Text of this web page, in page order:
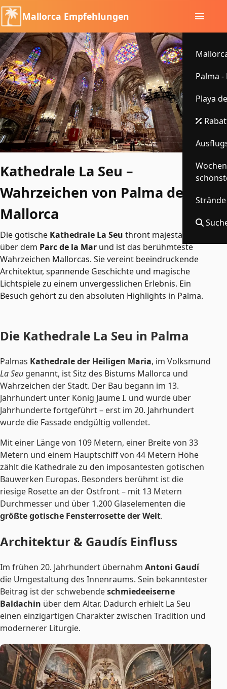
Mallorca Empfehlungen
Palma
Playa
Kathedrale La Seu –
Wahrzeichen von Palma de
Mallorca
Die gotische Kathedrale La Seu thront majestätisch
über dem Parc de la Mar und ist das berühmteste
Wahrzeichen Mallorcas. Sie vereint beeindruckende
Architektur, spannende Geschichte und magische
Lichtspiele zu einem unvergesslichen Erlebnis. Ein
Besuch gehört zu den absoluten Highlights in Palma.
Die Kathedrale La Seu in Palma
Palmas Kathedrale der Heiligen Maria, im Volksmund
La Seu genannt, ist Sitz des Bistums Mallorca und
Wahrzeichen der Stadt. Der Bau begann im 13.
Jahrhundert unter König Jaume I. und wurde über
Jahrhunderte fortgeführt – erst im 20. Jahrhundert
wurde die Fassade endgültig vollendet.
Mit einer Länge von 109 Metern, einer Breite von 33
Metern und einem Hauptschiff von 44 Metern Höhe
zählt die Kathedrale zu den imposantesten gotischen
Bauwerken Europas. Besonders berühmt ist die
riesige Rosette an der Ostfront – mit 13 Metern
Durchmesser und über 1.200 Glaselementen die
größte gotische Fensterrosette der Welt.
Architektur & Gaudís Einfluss
Im frühen 20. Jahrhundert übernahm Antoni Gaudí
die Umgestaltung des Innenraums. Sein bekanntester
Beitrag ist der schwebendeschmiedeeiserne
Baldachin über dem Altar. Dadurch erhielt La Seu
einen einzigartigen Charakter zwischen Tradition und
modernerer Liturgie.